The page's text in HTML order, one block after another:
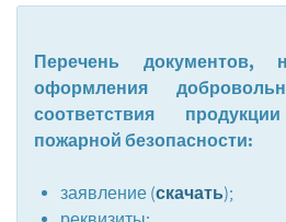
Перечень документов,
оформления
соответствия
пожарной безопасности:
заявление (скачать);